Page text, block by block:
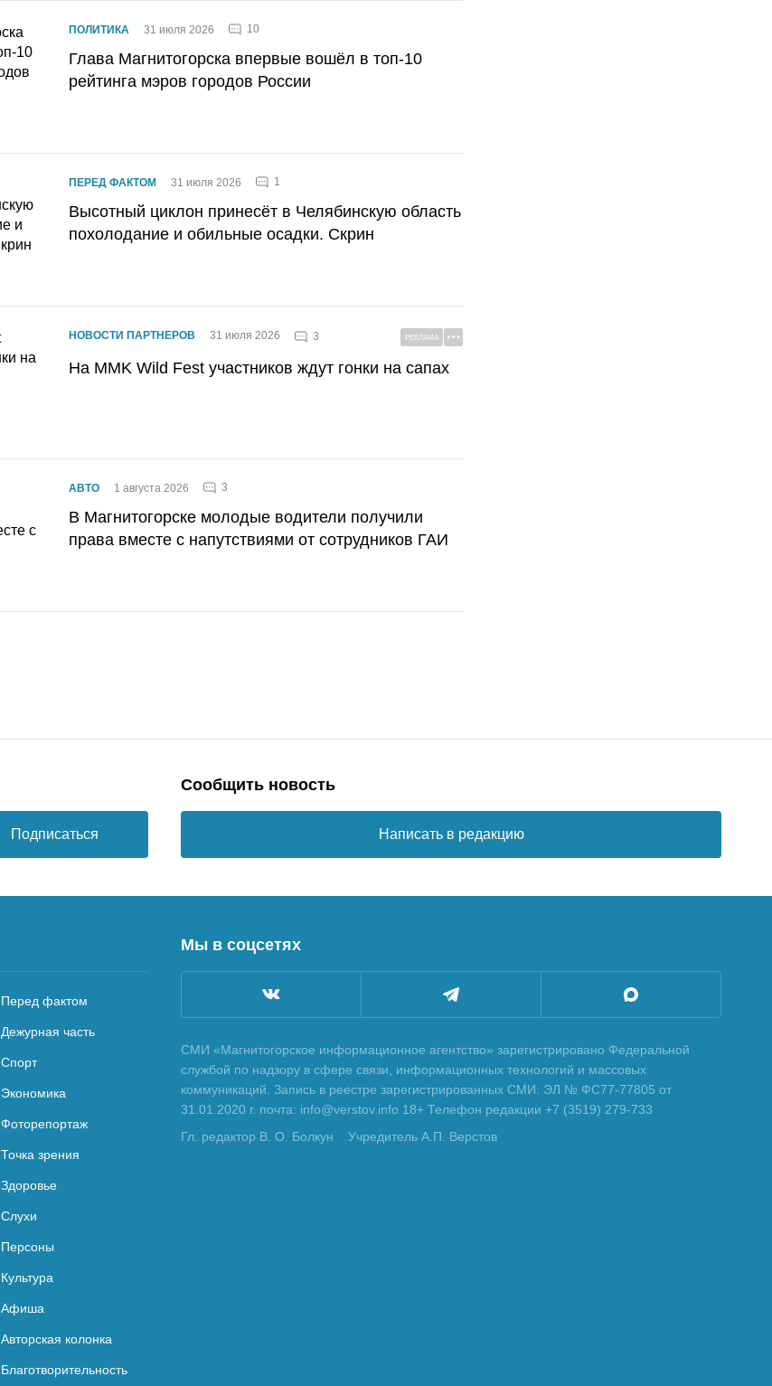
ПОЛИТИКА 31 июля 2026 10
Глава Магнитогорска впервые вошёл в топ-10
рейтинга мэров городов России
ПЕРЕД ФАКТОМ 31 июля 2026 1
Высотный циклон принесёт в Челябинскую область
похолодание и обильные осадки. Скрин
НОВОСТИ ПАРТНЕРОВ 31 июля 2026 3 РЕКЛАМА
На MMK Wild Fest участников ждут гонки на сапах
АВТО 1 августа 2026 3
В Магнитогорске молодые водители получили
права вместе с напутствиями от сотрудников ГАИ
Подписаться
Сообщить новость
Написать в редакцию
Перед фактом
Дежурная часть
Спорт
Экономика
Фоторепортаж
Точка зрения
Здоровье
Слухи
Персоны
Культура
Афиша
Авторская колонка
Благотворительность
Мы в соцсетях
СМИ «Магнитогорское информационное агентство» зарегистрировано Федеральной
службой по надзору в сфере связи, информационных технологий и массовых
коммуникаций. Запись в реестре зарегистрированных СМИ: ЭЛ № ФС77-77805 от
31.01.2020 г. почта: info@verstov.info 18+ Телефон редакции +7 (3519) 279-733
Гл. редактор В. О. Болкун
Учредитель А.П. Верстов